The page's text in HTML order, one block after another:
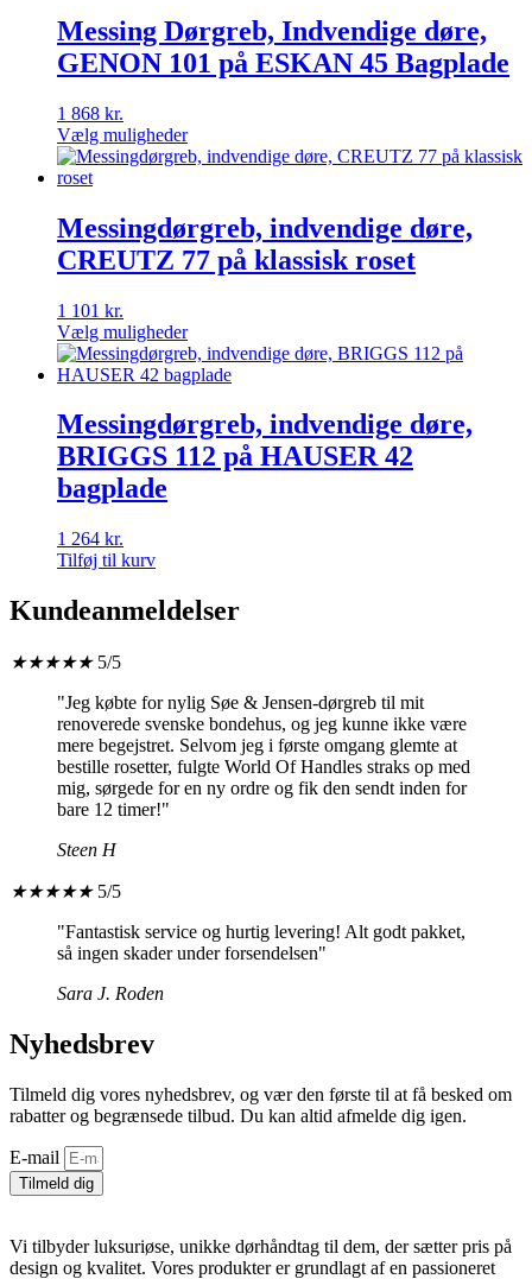
Messing Dørgreb, Indvendige døre,
GENON 101 på ESKAN 45 Bagplade
1 868 kr.
Vælg muligheder
Messingdørgreb, indvendige døre,
CREUTZ 77 på klassisk roset
1 101 kr.
Vælg muligheder
Messingdørgreb, indvendige døre,
BRIGGS 112 på HAUSER 42
bagplade
1 264 kr.
Tilføj til kurv
Kundeanmeldelser
★★★★★ 5/5
"Jeg købte for nylig Søe & Jensen-dørgreb til mit
renoverede svenske bondehus, og jeg kunne ikke være
mere begejstret. Selvom jeg i første omgang glemte at
bestille rosetter, fulgte World Of Handles straks op med
mig, sørgede for en ny ordre og fik den sendt inden for
bare 12 timer!"
Steen H
★★★★★ 5/5
"Fantastisk service og hurtig levering! Alt godt pakket,
så ingen skader under forsendelsen"
Sara J. Roden
Nyhedsbrev
Tilmeld dig vores nyhedsbrev, og vær den første til at få besked om
rabatter og begrænsede tilbud. Du kan altid afmelde dig igen.
E-mail
Tilmeld dig
Vi tilbyder luksuriøse, unikke dørhåndtag til dem, der sætter pris på
design og kvalitet. Vores produkter er grundlagt af en passioneret